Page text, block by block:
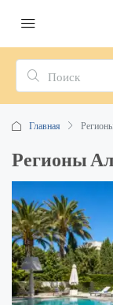
Главная
Регионы